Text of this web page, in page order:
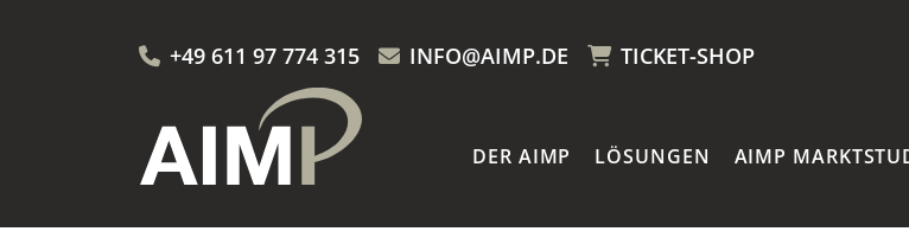
+49 611 97 774 315 INFO@AIMP.DE TICKET-SHOP
DER AIMP LÖSUNGEN AIMP